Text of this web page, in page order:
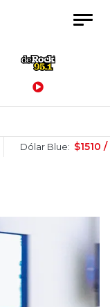
$1510 / $1530